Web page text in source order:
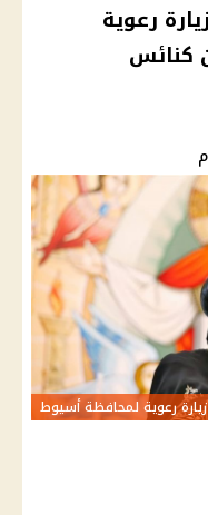
رعوية
كنائس
زيارة رعوية لمحافظة أسيوط